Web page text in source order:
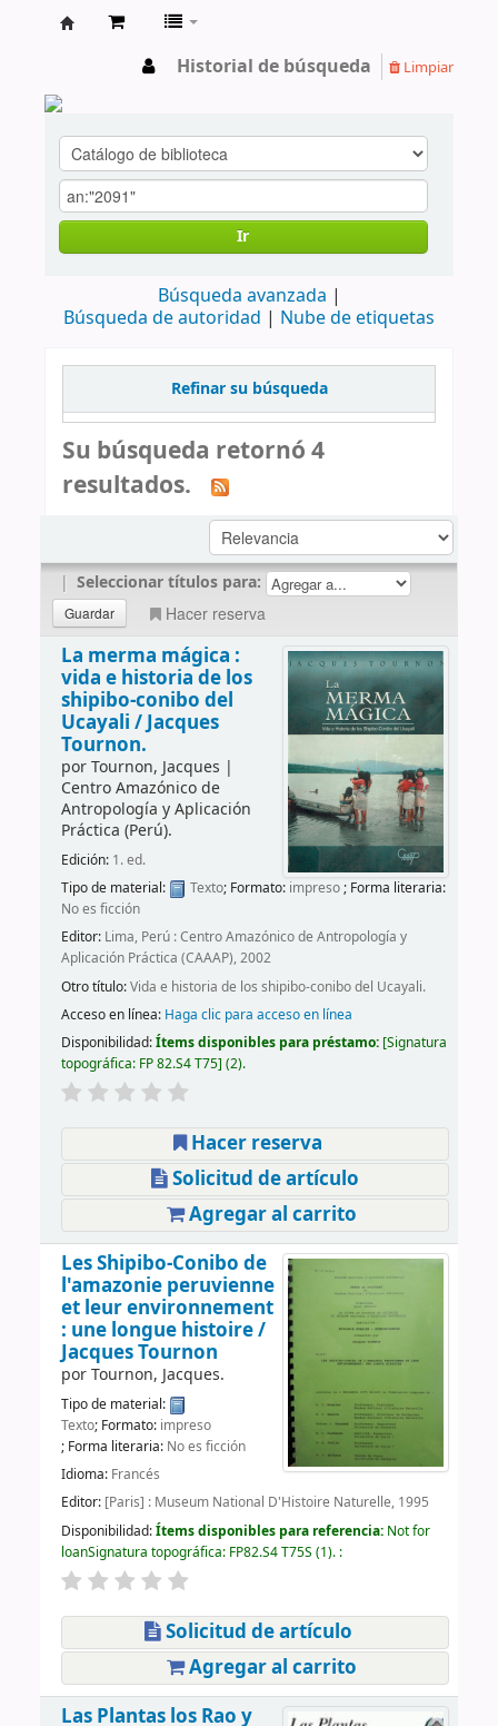
Historial de búsqueda Limpiar
Ir
Búsqueda avanzada
Búsqueda de autoridad
Nube de etiquetas
Refinar su búsqueda
Su búsqueda retornó 4
resultados.
| Seleccionar títulos para:
Hacer reserva
La merma mágica :
vida e historia de los
shipibo-conibo del
Ucayali /Jacques
Tournon.
porTournon, Jacques |
Centro Amazónico de
Antropología y Aplicación
Práctica (Perú).
Edición: 1. ed.
Tipo de material:
Texto; Formato: impreso; Forma literaria:
No es ficción
Editor: Lima, Perú : Centro Amazónico de Antropología y
Aplicación Práctica (CAAAP), 2002
Otro título:Vida e historia de los shipibo-conibo del Ucayali.
Acceso en línea: Haga clic para acceso en línea
Disponibilidad:Ítems disponibles para préstamo: Signatura
topográfica: FP 82.S4 T75 (2).
Hacer reserva
Solicitud de artículo
Agregar al carrito
Les Shipibo-Conibo de
l'amazonie peruvienne
et leur environnement
: une longue histoire /
Jacques Tournon
porTournon, Jacques.
Tipo de material:
Texto; Formato: impreso
; Forma literaria: No es ficción
Idioma: Francés
Editor: [Paris] : Museum National D'Histoire Naturelle, 1995
Disponibilidad:Ítems disponibles para referencia: Not for
loanSignatura topográfica: FP82.S4 T75S (1). :
Solicitud de artículo
Agregar al carrito
Las Plantas los Rao y